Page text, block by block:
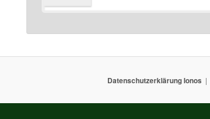
Datenschutzerklärung Ionos